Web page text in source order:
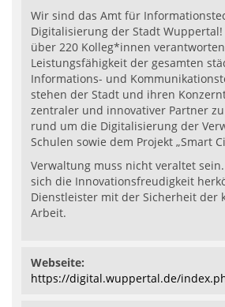
Wir sind das Amt für
Digitalisierung der Stadt
über 220 Kolleg*innen
Leistungsfähigkeit der gesamten
Informations- und
stehen der Stadt und ihren
zentraler und innovativer Partner
rund um die Digitalisierung der
Schulen sowie dem Projekt „Smart
Verwaltung muss nicht veraltet
sich die Innovationsfreudigkeit
Dienstleister mit der Sicherheit der
Arbeit.
Webseite:
https://digital.wuppertal.de/